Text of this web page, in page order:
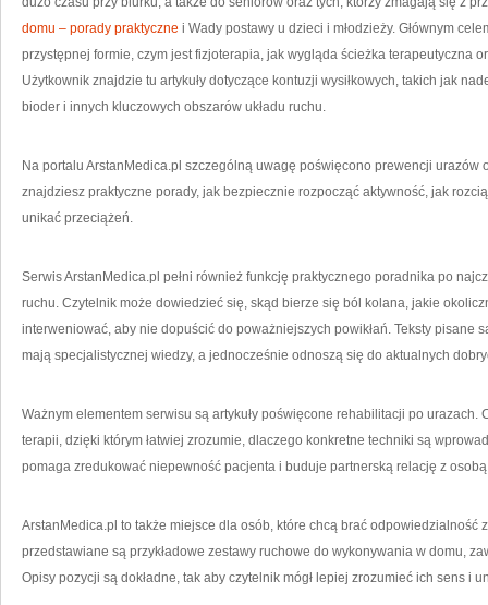
domu – porady praktyczne i Wady postawy u dzieci i młodzieży. Głównym
przystępnej formie, czym jest fizjoterapia, jak wygląda ścieżka terapeutyczna
Użytkownik znajdzie tu artykuły dotyczące kontuzji wysiłkowych, takich jak
bioder i innych kluczowych obszarów układu ruchu.
Na portalu ArstanMedica.pl szczególną uwagę poświęcono prewencji urazów
znajdziesz praktyczne porady, jak bezpiecznie rozpocząć aktywność, jak
unikać przeciążeń.
Serwis ArstanMedica.pl pełni również funkcję praktycznego poradnika po
ruchu. Czytelnik może dowiedzieć się, skąd bierze się ból kolana, jakie
interweniować, aby nie dopuścić do poważniejszych powikłań. Teksty pisane
mają specjalistycznej wiedzy, a jednocześnie odnoszą się do aktualnych
Ważnym elementem serwisu są artykuły poświęcone rehabilitacji po
terapii, dzięki którym łatwiej zrozumie, dlaczego konkretne techniki są
pomaga zredukować niepewność pacjenta i buduje partnerską relację z
ArstanMedica.pl to także miejsce dla osób, które chcą brać odpowiedzialność
przedstawiane są przykładowe zestawy ruchowe do wykonywania w domu,
Opisy pozycji są dokładne, tak aby czytelnik mógł lepiej zrozumieć ich sens i